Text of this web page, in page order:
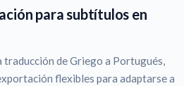
para subtítulos en
traducción de Griego a Portugués,
flexibles para adaptarse a